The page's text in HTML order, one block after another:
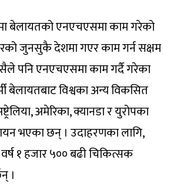
बेलायतको एनएचएसमा काम गरेको
जुनसुकै देशमा गएर काम गर्न सक्षम
पनि एनएचएसमा काम गर्दै गरेका
बेलायतबाट विश्वका अन्य विकसित
अमेरिका, क्यानडा र युरोपका
भएका छन् । उदाहरणका लागि,
१ हजार ५०० बढी चिकित्सक
।